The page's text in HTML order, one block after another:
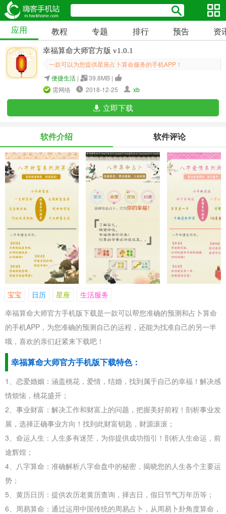
应用 教程 专题 排行 预告 资
幸福算命大师官方版 v1.0.1
一款可以为您提供星座占卜算命服务的手机APP！
便捷生活 |
39.8MB |
需网络
2018-12-25 xb
立即下载
软件介绍 软件评论
宝宝 日历 星座
生活服务
幸福算命大师官方手机版下载是一款可以帮您准确的预测和占卜算命
的手机APP，为您准确的预测自己的运程，还能为找准自己的另一半
哦，喜欢的亲们赶紧来下载吧！
幸福算命大师官方手机版下载特色：
1、恋爱婚姻：涵盖桃花，爱情，结婚，找到属于自己的幸福！解决感
情烦恼，桃花盛开；
2、事业财富：解决工作和财富上的问题，把握美好前程！剖析事业发
展，选择正确事业方向！找到此财富钥匙，财源滚滚；
3、命运人生：人生多有迷茫，为你提供成功指引！剖析人生命运，前
途辉煌；
4、八字算命：准确解析八字命盘中的秘密，揭晓您的人生各个主要运
势；
5、黄历日历：提供农历老黄历查询，择吉日，假日节气万年历等；
6、周易算命：通过运用中国传统的周易占卜，从周易卜卦角度算命，